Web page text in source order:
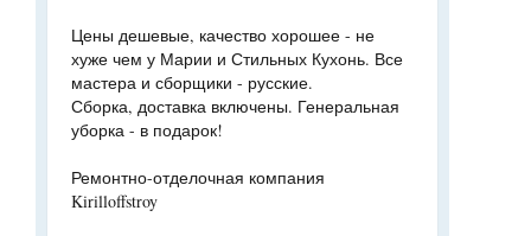
Цены дешевые, качество хорошее - не
хуже чем у Марии и Стильных Кухонь. Все
мастера и сборщики - русские.
Сборка, доставка включены. Генеральная
уборка - в подарок!
Ремонтно-отделочная компания
Kirilloffstroy